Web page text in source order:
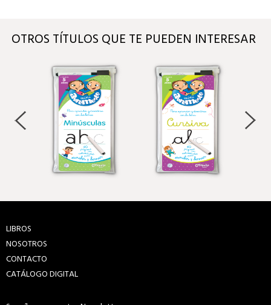
OTROS TÍTULOS QUE TE PUEDEN INTERESAR
LIBROS
NOSOTROS
CONTACTO
CATÁLOGO DIGITAL